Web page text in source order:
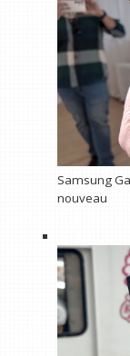
Samsung
nouveau